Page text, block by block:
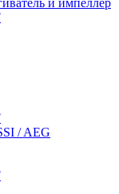
и импеллер
/ AEG